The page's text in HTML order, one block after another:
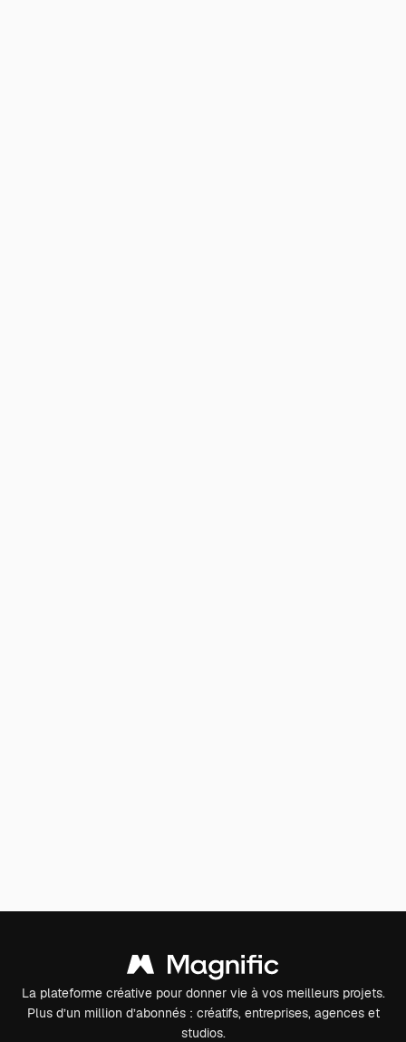
La plateforme créative pour donner vie à vos meilleurs projets.
Plus d’un million d’abonnés : créatifs, entreprises, agences et
studios.